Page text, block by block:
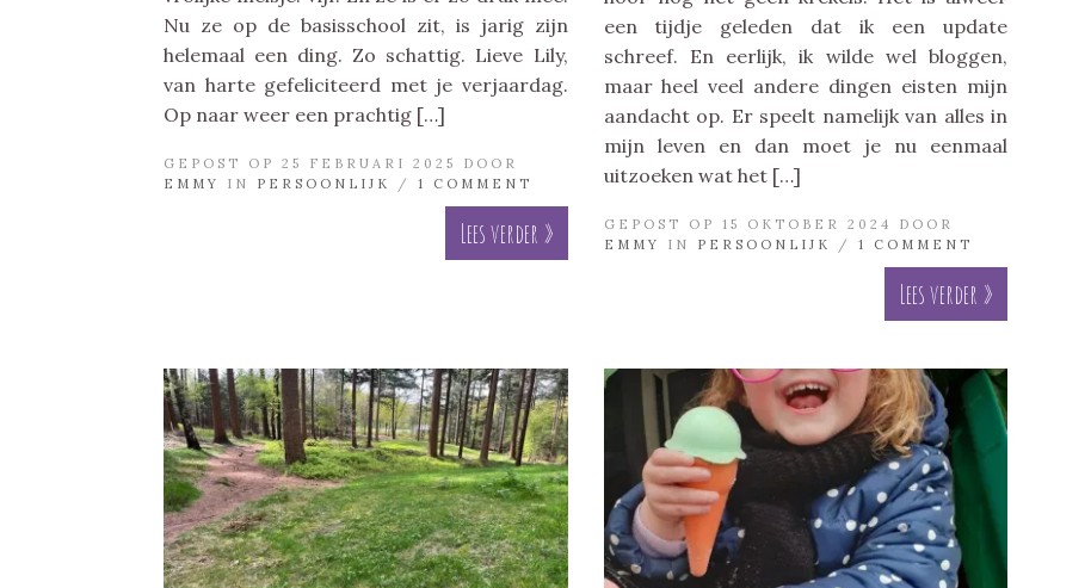
Nu ze op de basisschool zit, is jarig zijn
helemaal een ding. Zo schattig. Lieve Lily,
van harte gefeliciteerd met je verjaardag.
Op naar weer een prachtig […]
GEPOST OP 25 FEBRUARI 2025 DOOR
EMMY
IN PERSOONLIJK / 1 COMMENT
Lees verder »
een tijdje geleden dat ik een update
schreef. En eerlijk, ik wilde wel bloggen,
maar heel veel andere dingen eisten mijn
aandacht op. Er speelt namelijk van alles in
mijn leven en dan moet je nu eenmaal
uitzoeken wat het […]
GEPOST OP 15 OKTOBER 2024 DOOR
EMMY
IN PERSOONLIJK / 1 COMMENT
Lees verder »